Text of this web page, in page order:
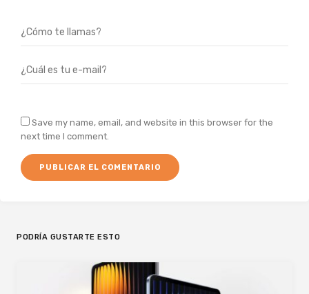
Save my name, email, and website in this browser for the
next time I comment.
PODRÍA GUSTARTE ESTO